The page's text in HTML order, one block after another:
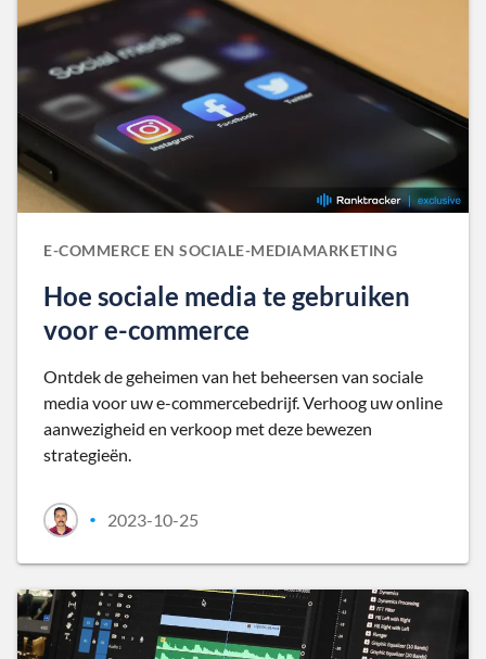
E-COMMERCE EN SOCIALE-MEDIAMARKETING
Hoe sociale media te gebruiken
voor e-commerce
Ontdek de geheimen van het beheersen van sociale
media voor uw e-commercebedrijf. Verhoog uw online
aanwezigheid en verkoop met deze bewezen
strategieën.
• 2023-10-25